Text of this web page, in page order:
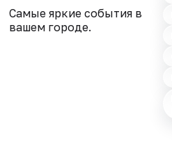
Самые яркие события в
вашем городе.